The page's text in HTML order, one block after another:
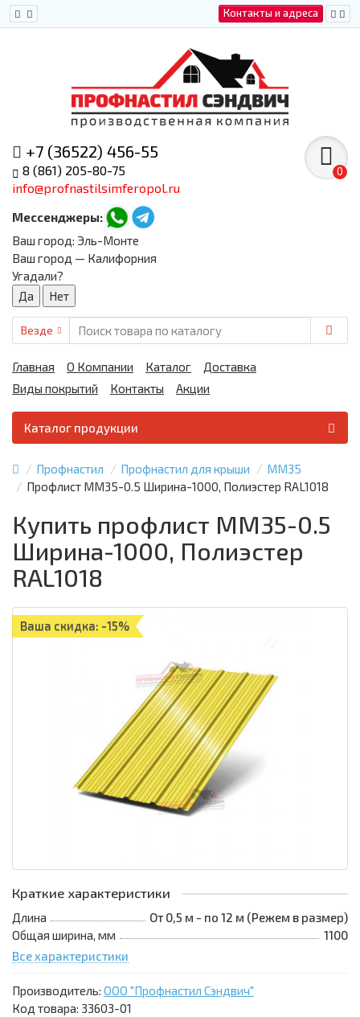
Контакты и адреса
+7 (36522) 456-55
8 (861) 205-80-75
info@profnastilsimferopol.ru
Мессенджеры:
0
Ваш город: Эль-Монте
Ваш город — Калифорния
Угадали?
Везде
Главная О Компании Каталог
Доставка
Виды покрытий
Контакты Акции
Каталог продукции
Профнастил Профнастил для крыши
ММ35
Профлист ММ35-0.5 Ширина-1000, Полиэстер RAL1018
Купить профлист ММ35-0.5
Ширина-1000, Полиэстер
RAL1018
Ваша скидка: -15%
Краткие характеристики
Длина
От 0,5 м - по 12 м (Режем в размер)
Общая ширина, мм
1100
Все характеристики
Производитель: ООО "Профнастил Сэндвич"
Код товара: 33603-01